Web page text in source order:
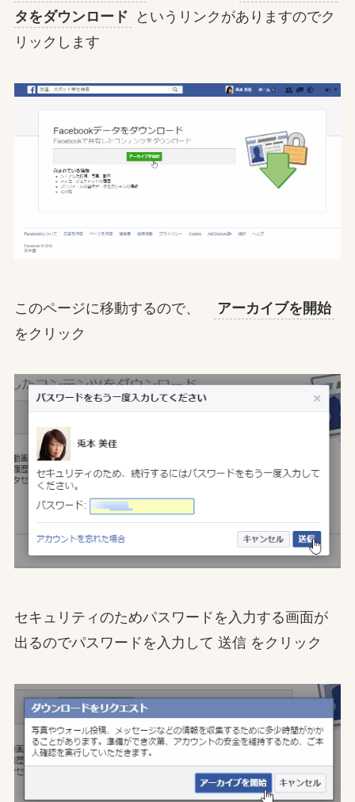
タをダウンロード
というリンクがありますのでク
リックします
このページに移動するので、
アーカイブを開始
をクリック
セキュリティのためパスワードを入力する画面が
出るのでパスワードを入力して 送信 をクリック